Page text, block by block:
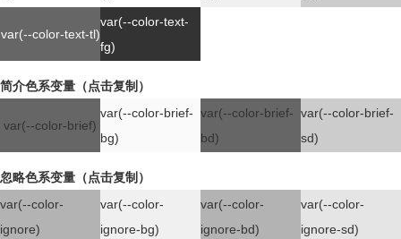
var(--color-text-tl)
var(--color-text-
fg)
简介色系变量（点击复制）
var(--color-brief)
var(--color-brief-
bg)
var(--color-brief-
bd)
var(--color-brief-
sd)
忽略色系变量（点击复制）
var(--color-
ignore)
var(--color-
ignore-bg)
var(--color-
ignore-bd)
var(--color-
ignore-sd)